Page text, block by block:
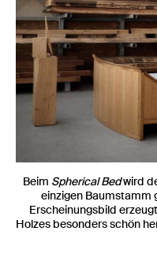
Beim Spherical Bedwird
einzigen Baumstamm
Erscheinungsbild
Holzes besonders schön